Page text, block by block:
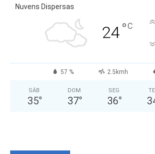
Nuvens Dispersas
24°C
57 % 2.5kmh
SÁB
35°
DOM
37°
SEG
36°